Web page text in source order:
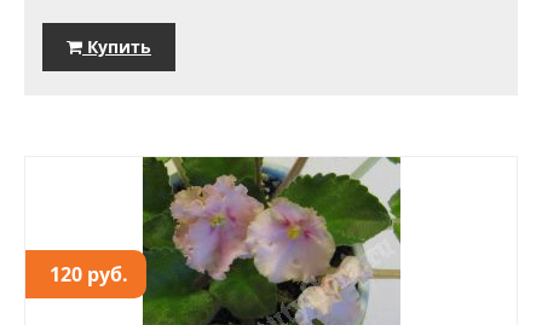
Купить
120 руб.